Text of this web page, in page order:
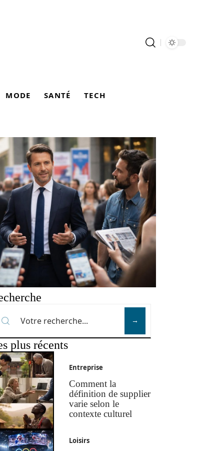
MODE SANTÉ TECH
plus récents
Entreprise
Comment la
définition de supplier
varie selon le
contexte culturel
Loisirs